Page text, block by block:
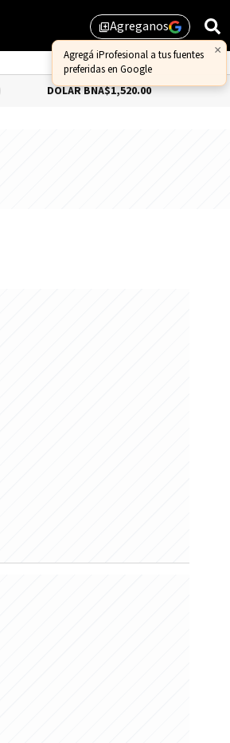
library_addAgreganos
×
Agregá iProfesional a tus fuentes
preferidas en Google
DÓLAR BNA$1,520.00